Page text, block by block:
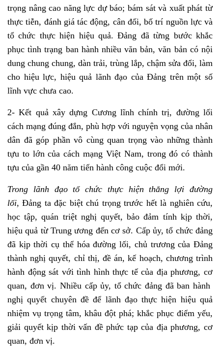
trọng nâng cao năng lực dự báo; bám sát và xuất phát từ
thực tiễn, đánh giá tác động, cân đối, bố trí nguồn lực và
tổ chức thực hiện hiệu quả. Đảng đã từng bước khắc
phục tình trạng ban hành nhiều văn bản, văn bản có nội
dung chung chung, dàn trải, trùng lắp, chậm sửa đổi, làm
cho hiệu lực, hiệu quả lãnh đạo của Đảng trên một số
lĩnh vực chưa cao.
2- Kết quả xây dựng Cương lĩnh chính trị, đường lối
cách mạng đúng đắn, phù hợp với nguyện vọng của nhân
dân đã góp phần vô cùng quan trọng vào những thành
tựu to lớn của cách mạng Việt Nam, trong đó có thành
tựu của gần 40 năm tiến hành công cuộc đổi mới.
Trong lãnh đạo tổ chức thực hiện thắng lợi đường
lối, Đảng ta đặc biệt chú trọng trước hết là nghiên cứu,
học tập, quán triệt nghị quyết, bảo đảm tính kịp thời,
hiệu quả từ Trung ương đến cơ sở. Cấp ủy, tổ chức đảng
đã kịp thời cụ thể hóa đường lối, chủ trương của Đảng
thành nghị quyết, chỉ thị, đề án, kế hoạch, chương trình
hành động sát với tình hình thực tế của địa phương, cơ
quan, đơn vị. Nhiều cấp ủy, tổ chức đảng đã ban hành
nghị quyết chuyên đề để lãnh đạo thực hiện hiệu quả
nhiệm vụ trọng tâm, khâu đột phá; khắc phục điểm yếu,
giải quyết kịp thời vấn đề phức tạp của địa phương, cơ
quan, đơn vị.